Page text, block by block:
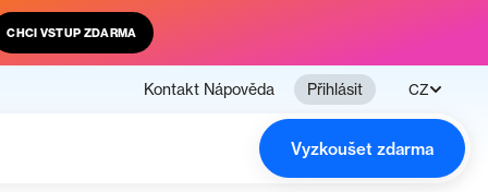
CHCI VSTUP ZDARMA
Kontakt Nápověda Přihlásit CZ
Vyzkoušet zdarma